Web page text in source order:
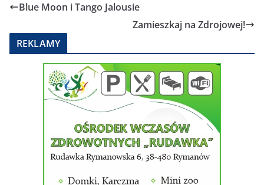
Blue Moon i Tango Jalousie
Zamieszkaj na Zdrojowej!
REKLAMY